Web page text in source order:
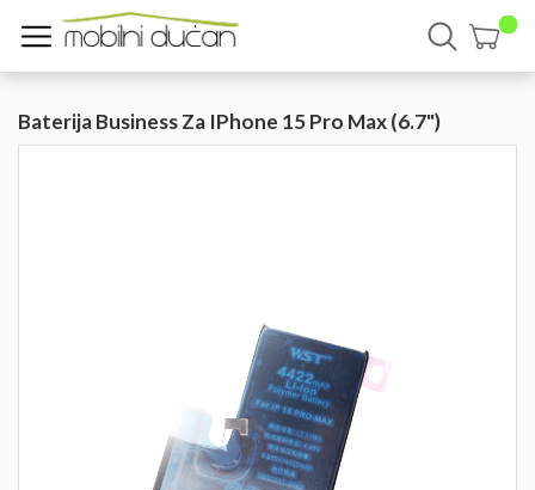
Baterija Business Za IPhone 15 Pro Max (6.7")